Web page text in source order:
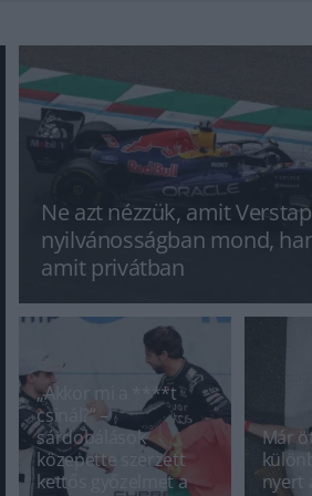
Ne azt nézzük, amit
nyilvánosságban mond,
amit privátban
„Akkor mi a ****t
csinál?” –
sárdobálások
közepette szerzett
kettős győzelmet a
Már
nyert